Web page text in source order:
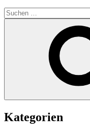
Suche
nach:
Kategorien